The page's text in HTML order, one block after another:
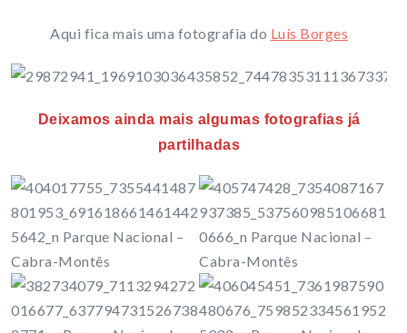
Aqui fica mais uma fotografia do Luís Borges
Deixamos ainda mais algumas fotografias já
partilhadas